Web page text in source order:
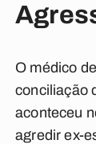
O médico
conciliação
aconteceu
agredir ex-